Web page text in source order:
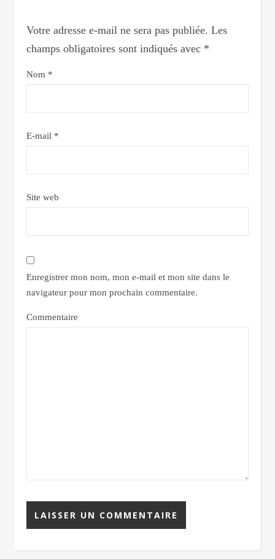
Votre adresse e-mail ne sera pas publiée. Les
champs obligatoires sont indiqués avec *
Nom *
E-mail *
Site web
Enregistrer mon nom, mon e-mail et mon site dans le
navigateur pour mon prochain commentaire.
Commentaire